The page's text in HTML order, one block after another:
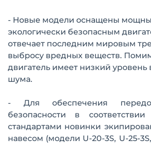
- Новые модели оснащены
экологически безопасным
отвечает последним мировым
выбросу вредных веществ.
двигатель имеет низкий
шума.
- Для обеспечения
безопасности в
стандартами новинки
навесом (модели U-20-3S, U-25-